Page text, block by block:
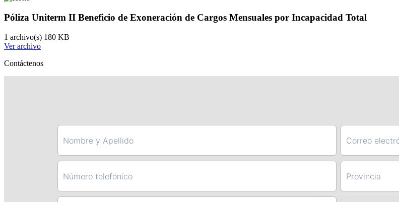
Póliza Uniterm II Beneficio de Exoneración de Cargos Mensuales por Incapacidad Total
1 archivo(s) 180 KB
Ver archivo
Contáctenos